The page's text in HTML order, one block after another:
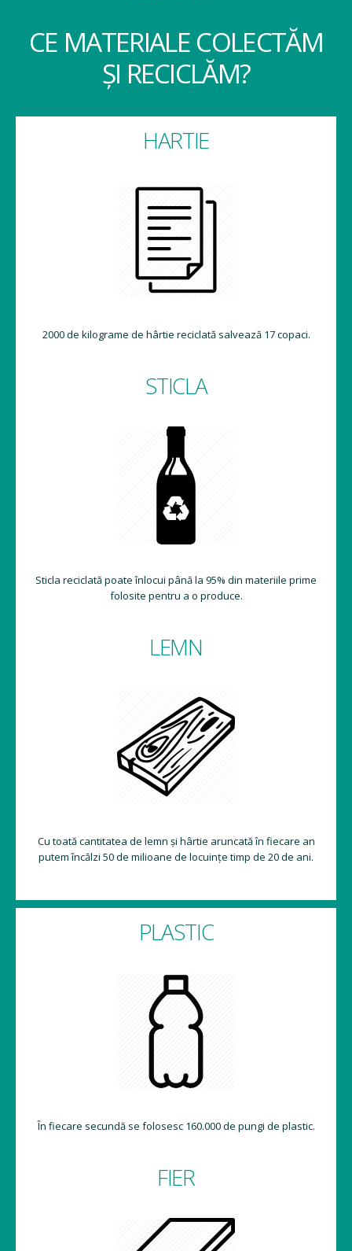
CE MATERIALE COLECTĂM
ȘI RECICLĂM?
HARTIE
2000 de kilograme de hârtie reciclată salvează 17 copaci.
STICLA
Sticla reciclată poate înlocui până la 95% din materiile prime
folosite pentru a o produce.
LEMN
Cu toată cantitatea de lemn și hârtie aruncată în fiecare an
putem încălzi 50 de milioane de locuințe timp de 20 de ani.
PLASTIC
În fiecare secundă se folosesc 160.000 de pungi de plastic.
FIER